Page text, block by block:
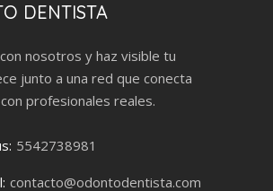
DENTISTA
nosotros y haz visible tu
junto a una red que conecta
profesionales reales.
5542738981
contacto@odontodentista.com